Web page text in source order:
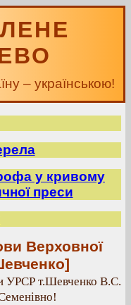
– українською!
у кривому
преси
Верховної
УРСР т.Шевченко В.С.